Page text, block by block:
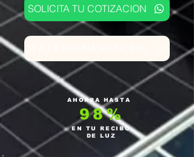
SOLICITA TU COTIZACION
AHORRA HASTA
98%
EN TU RECIBO
DE LUZ